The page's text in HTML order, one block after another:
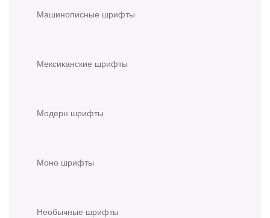
Машинописные шрифты
Мексиканские шрифты
Модерн шрифты
Моно шрифты
Необычные шрифты